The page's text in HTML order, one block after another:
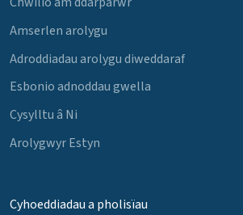
Amserlen arolygu
Adroddiadau arolygu diweddaraf
Esbonio adnoddau gwella
Cysylltu â Ni
Arolygwyr Estyn
Cyhoeddiadau a pholisïau